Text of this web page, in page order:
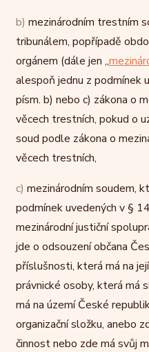
b) mezinárodním trestním
tribunálem, popřípadě
orgánem (dále jen „
alespoň jednu z podmínek
písm. b) nebo c) zákona o
věcech trestních, pokud o
soud podle zákona o
věcech trestních,
c) mezinárodním soudem,
podmínek uvedených v §
mezinárodní justiční
jde o odsouzení občana
příslušnosti, která má na
právnické osoby, která má
má na území České
organizační složku, anebo
činnost nebo zde má svůj